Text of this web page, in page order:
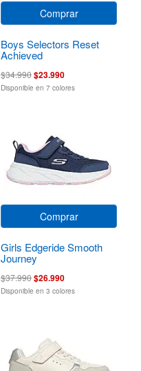
Comprar
Boys Selectors Reset
Achieved
$34.990$23.990
Disponible en 7 colores
Comprar
Girls Edgeride Smooth
Journey
$37.990$26.990
Disponible en 3 colores